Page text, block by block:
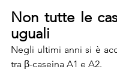
Non tutte le
uguali
Negli ultimi anni si è
tra β-caseina A1 e A2.